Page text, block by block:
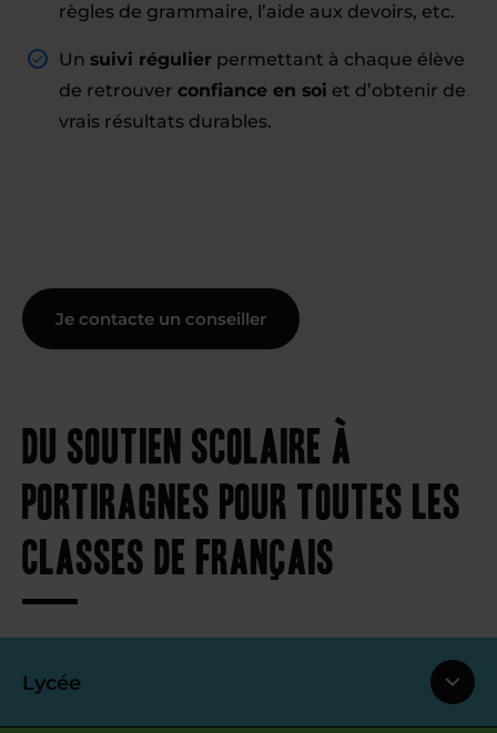
règles de grammaire, l’aide aux devoirs, etc.
Un suivi régulier permettant à chaque élève
de retrouver confiance en soi et d’obtenir de
vrais résultats durables.
Je contacte un conseiller
Du soutien scolaire à
Portiragnes pour toutes les
classes de français
Lycée